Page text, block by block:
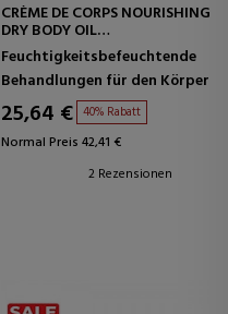
CRÈME DE CORPS NOURISHING
DRY BODY OIL
FEUCHTIGKEITSSPENDENDE
KÖRPERBEHANDLUNG
Feuchtigkeitsbefeuchtende
Behandlungen für den Körper
25,64 € 40% Rabatt
Normal Preis 42,41 €
2 Rezensionen